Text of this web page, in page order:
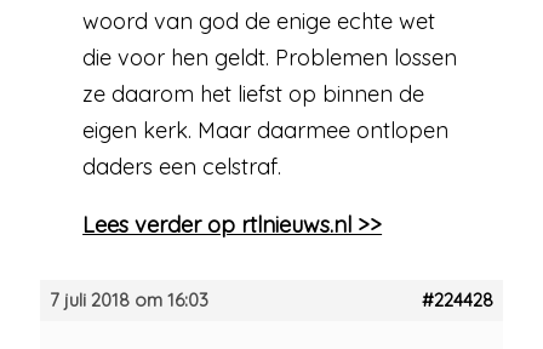
woord van god de enige echte wet
die voor hen geldt. Problemen lossen
ze daarom het liefst op binnen de
eigen kerk. Maar daarmee ontlopen
daders een celstraf.
Lees verder op rtlnieuws.nl >>
7 juli 2018 om 16:03 #224428